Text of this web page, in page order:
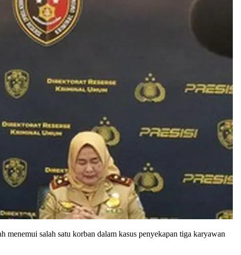
salah satu korban dalam kasus penyekapan tiga karyawan